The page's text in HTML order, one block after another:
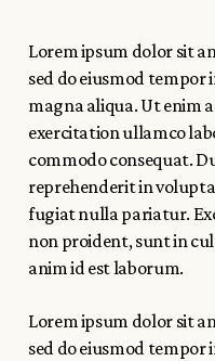
Lorem ipsum dolor sit
sed do eiusmod
magna aliqua. Ut enim
exercitation ullamco
commodo consequat.
reprehenderit in
fugiat nulla pariatur.
non proident, sunt in
anim id est laborum.
Lorem ipsum dolor sit
sed do eiusmod